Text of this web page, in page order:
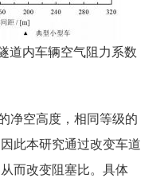
道内车辆空气阻力系数
空高度，相同等级的
此本研究通过改变车道
而改变阻塞比。具体